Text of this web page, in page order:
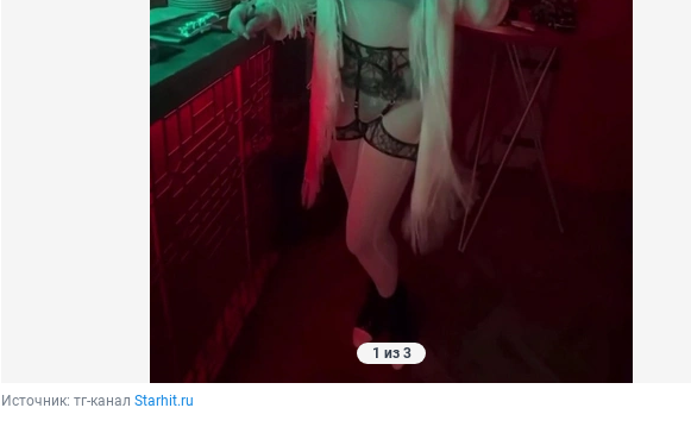
1 из 3
Источник: тг-канал Starhit.ru